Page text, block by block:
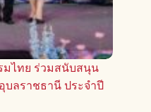
มไทย ร่วมสนับสนุน
บลราชธานี ประจำปี